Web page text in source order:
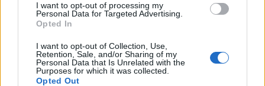
I want to opt-out of processing my
Personal Data for Targeted Advertising.
Opted In
I want to opt-out of Collection, Use,
Retention, Sale, and/or Sharing of my
Personal Data that Is Unrelated with the
Purposes for which it was collected.
Opted Out
vizitave në monumente
e naftës ruse